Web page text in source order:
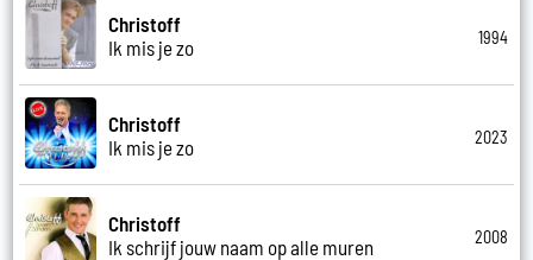
Christoff
Ik mis je zo
1994
Christoff
Ik mis je zo
2023
Christoff
Ik schrijf jouw naam op alle muren
2008